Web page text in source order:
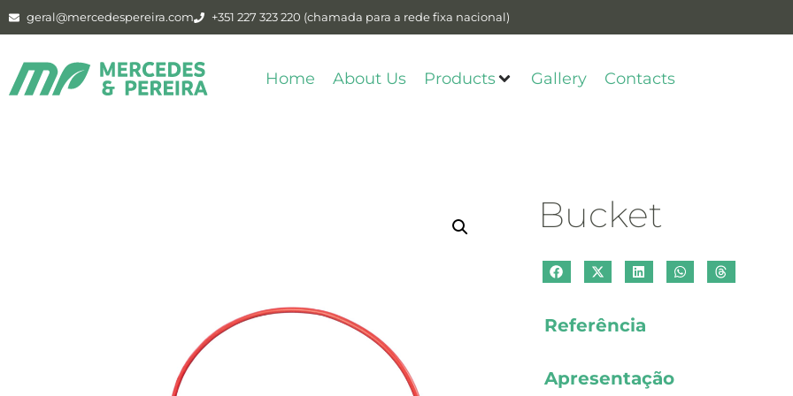
geral@mercedespereira.com +351 227 323 220 (chamada para a rede fixa nacional)
Home About Us Products Gallery Contacts
Bucket
Referência
Apresentação